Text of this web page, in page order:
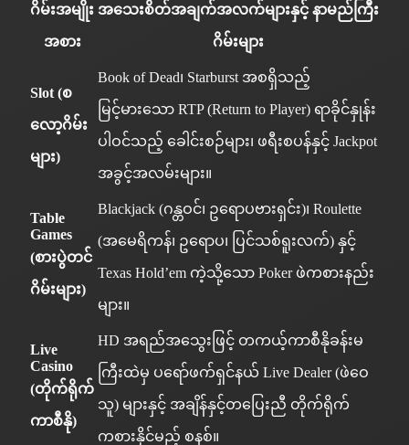
ဂိမ်းအမျိုး
အစား
အသေးစိတ်အချက်အလက်များနှင့် နာမည်ကြီး
ဂိမ်းများ
Slot (စ
လော့ဂိမ်း
များ)
Book of Dead၊ Starburst အစရှိသည့်
မြင့်မားသော RTP (Return to Player) ရာခိုင်နှုန်း
ပါဝင်သည့် ခေါင်းစဉ်များ၊ ဖရီးစပန်နှင့် Jackpot
အခွင့်အလမ်းများ။
Table
Games
(စားပွဲတင်
ဂိမ်းများ)
Blackjack (ဂန္တဝင်၊ ဥရောပဗားရှင်း)၊ Roulette
(အမေရိကန်၊ ဥရောပ၊ ပြင်သစ်ရူးလက်) နှင့်
Texas Hold’em ကဲ့သို့သော Poker ဖဲကစားနည်း
များ။
Live
Casino
(တိုက်ရိုက်
ကာစီနို)
HD အရည်အသွေးဖြင့် တကယ့်ကာစီနိုခန်းမ
ကြီးထဲမှ ပရော်ဖက်ရှင်နယ် Live Dealer (ဖဲဝေ
သူ) များနှင့် အချိန်နှင့်တပြေးညီ တိုက်ရိုက်
ကစားနိုင်မည့် စနစ်။